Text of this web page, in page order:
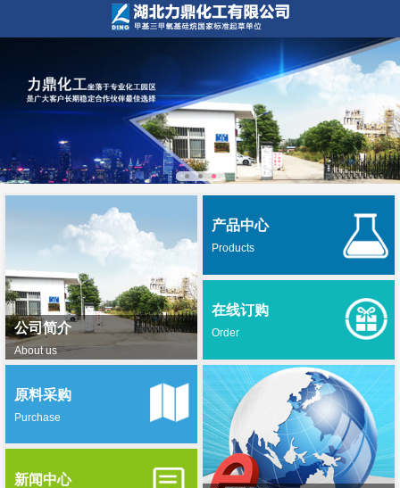
公司简介
About us
产品中心
Products
在线订购
Order
原料采购
Purchase
新闻中心